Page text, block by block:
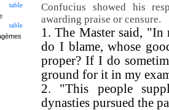
Confucius showed his
awarding praise or censure.
1. The Master said,
do I blame, whose
proper? If I do
ground for it in my
2. "This people
dynasties pursued the
table
table